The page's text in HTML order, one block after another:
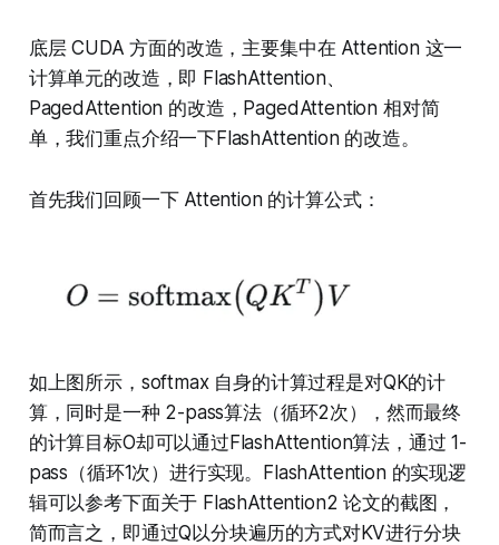
底层 CUDA 方面的改造，主要集中在 Attention 这一
计算单元的改造，即 FlashAttention、
PagedAttention 的改造，PagedAttention 相对简
单，我们重点介绍一下FlashAttention 的改造。
首先我们回顾一下 Attention 的计算公式：
如上图所示，softmax 自身的计算过程是对QK的计
算，同时是一种 2-pass算法（循环2次），然而最终
的计算目标O却可以通过FlashAttention算法，通过 1-
pass（循环1次）进行实现。FlashAttention 的实现逻
辑可以参考下面关于 FlashAttention2 论文的截图，
简而言之，即通过Q以分块遍历的方式对KV进行分块